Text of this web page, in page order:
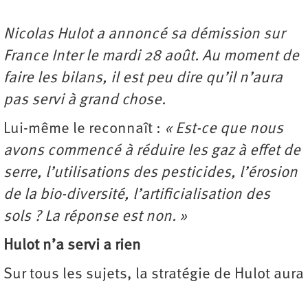
Nicolas Hulot a annoncé sa démission sur
France Inter le mardi 28 août. Au moment de
faire les bilans, il est peu dire qu’il n’aura
pas servi à grand chose.
Lui-même le reconnaît : « Est-ce que nous
avons commencé à réduire les gaz à effet de
serre, l’utilisations des pesticides, l’érosion
de la bio-diversité, l’artificialisation des
sols ? La réponse est non. »
Hulot n’a servi a rien
Sur tous les sujets, la stratégie de Hulot aura